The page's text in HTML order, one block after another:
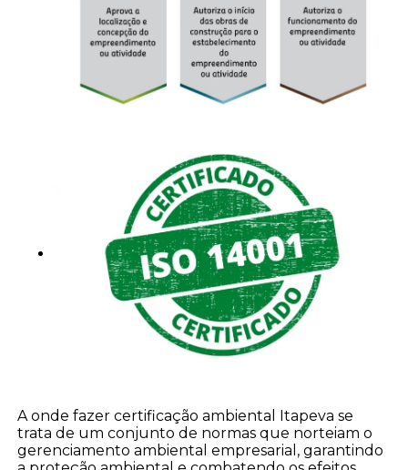
A onde fazer certificação ambiental Itapeva se
trata de um conjunto de normas que norteiam o
gerenciamento ambiental empresarial, garantindo